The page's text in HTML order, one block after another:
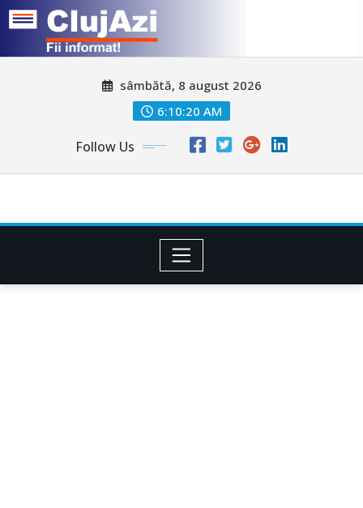
sâmbătă, 8 august 2026
6:10:22 AM
Follow Us